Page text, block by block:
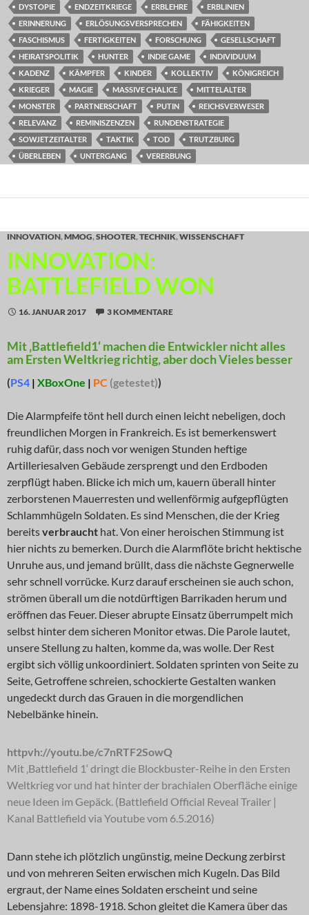
DYSTOPIE ENDZEITKRIEGE ERBLEHRE
ERBLINIEN
ERINNERUNG
ERLÖSUNGSVERSPRECHEN
FÄHIGKEITEN
FASCHISMUS
FERTIGKEITEN FORSCHUNG
GESELLSCHAFT
HEIRATSPOLITIK
HUNTER INDIE GAME
INDIVIDUUM
KADENZ
KÄMPFER KINDER KOLLEKTIV
KÖNIGREICH
KRIEGER
MAGIE MASSIVE CHALICE
MITTELALTER
MONSTER
PARTNERSCHAFT PUTIN
REICHSVERWESER
RELEVANZ
REMINISZENZEN
RUNDENSTRATEGIE
SOWJETZEITALTER
TAKTIK TOD
TRUTZBURG
ÜBERLEBEN
UNTERGANG VERERBUNG
INNOVATION,MMOG,SHOOTER,TECHNIK,WISSENSCHAFT
INNOVATION:
BATTLEFIELD WON
16. JANUAR 2017 3 KOMMENTARE
Mit ‚Battlefield1‘ machen die Entwickler nicht alles
am Ersten Weltkrieg richtig, aber doch Vieles besser
(PS4 | XBoxOne | PC (getestet))
Die Alarmpfeife tönt hell durch einen leicht nebeligen, doch
freundlichen Morgen in Frankreich. Es ist bemerkenswert
ruhig dafür, dass noch vor wenigen Stunden heftige
Artilleriesalven Gebäude zersprengt und den Erdboden
zerpflügt haben. Blicke ich mich um, kauern überall hinter
zerborstenen Mauerresten und wellenförmig aufgepflügten
Schlammhügeln Soldaten. Es sind Menschen, die der Krieg
bereitsverbraucht hat. Von einer heroischen Stimmung ist
hier nichts zu bemerken. Durch die Alarmflöte bricht hektische
Unruhe aus, und jemand brüllt, dass die nächste Gegnerwelle
sehr schnell vorrücke. Kurz darauf erscheinen sie auch schon,
strömen überall um die notdürftigen Barrikaden herum und
eröffnen das Feuer. Dieser abrupte Einsatz überrumpelt mich
selbst hinter dem sicheren Monitor etwas. Die Parole lautet,
unsere Stellung zu halten, komme da, was wolle. Der Rest
ergibt sich völlig unkoordiniert. Soldaten sprinten von Seite zu
Seite, Getroffene schreien, schockierte Gestalten wanken
ungedeckt durch das Grauen in die morgendlichen
Nebelbänke hinein.
httpvh://youtu.be/c7nRTF2SowQ
Mit ‚Battlefield 1‘ dringt die Blockbuster-Reihe in den Ersten
Weltkrieg vor und hat hinter der brachialen Oberfläche einige
neue Ideen im Gepäck. (Battlefield Official Reveal Trailer |
Kanal Battlefield via Youtube vom 6.5.2016)
Dann stehe ich plötzlich ungünstig, meine Deckung zerbirst
und von mehreren Seiten erwischen mich Kugeln. Das Bild
ergraut, der Name eines Soldaten erscheint und seine
Lebensjahre: 1898-1918. Schon gleitet die Kamera über das